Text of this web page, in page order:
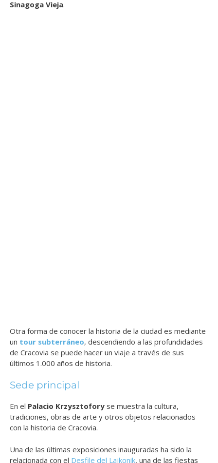
Sinagoga Vieja.
Otra forma de conocer la historia de la ciudad es mediante
un tour subterráneo, descendiendo a las profundidades
de Cracovia se puede hacer un viaje a través de sus
últimos 1.000 años de historia.
Sede principal
En el Palacio Krzysztofory se muestra la cultura,
tradiciones, obras de arte y otros objetos relacionados
con la historia de Cracovia.
Una de las últimas exposiciones inauguradas ha sido la
relacionada con el Desfile del Lajkonik, una de las fiestas